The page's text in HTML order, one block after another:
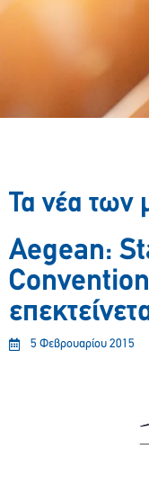
Τα νέα των
Aegean:
5 Φεβρουαρίου 2015